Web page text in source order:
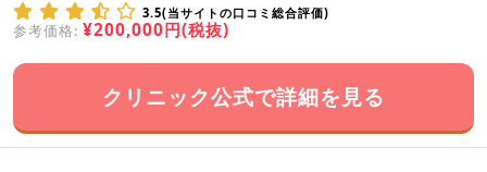
3.5(当サイトの口コミ総合評価)
参考価格: ¥200,000円(税抜)
クリニック公式で詳細を見る